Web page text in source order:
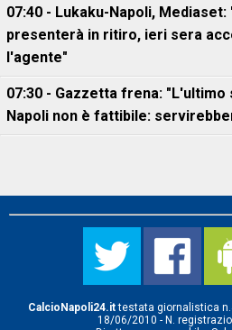
07:40 - Lukaku-Napoli, Mediaset:
presenterà in ritiro, ieri sera
l'agente"
07:30 - Gazzetta frena:
Napoli non è fattibile:
CalcioNapoli24.ittestata giornalistica
18/06/2010 - N.